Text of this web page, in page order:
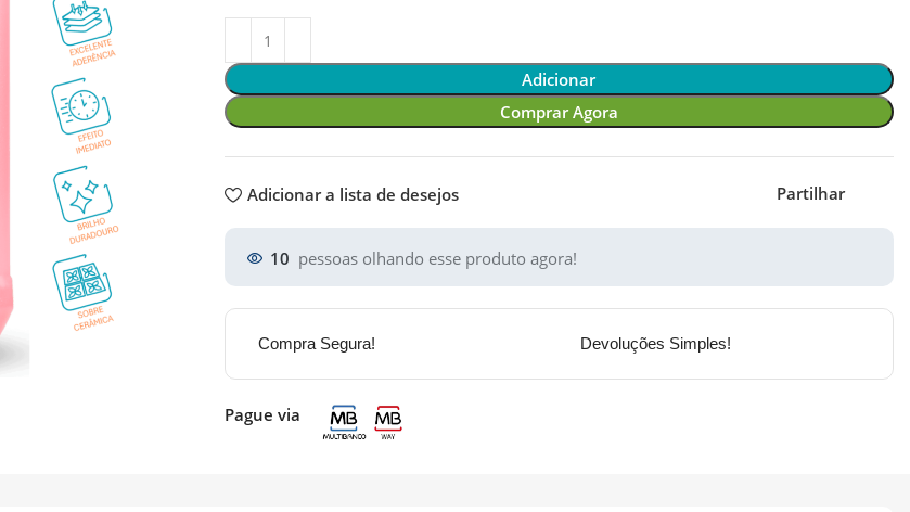
Adicionar
Comprar Agora
Adicionar a lista de desejos Partilhar
10 pessoas olhando esse produto agora!
Compra Segura! Devoluções Simples!
Pague via